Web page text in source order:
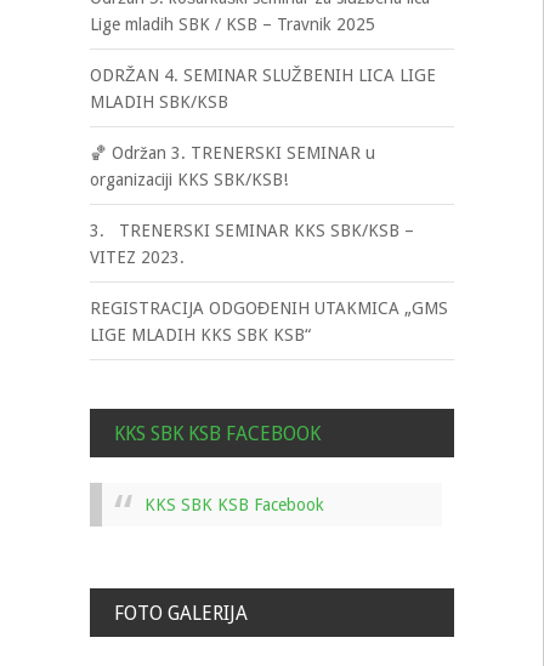
Lige mladih SBK / KSB – Travnik 2025
ODRŽAN 4. SEMINAR SLUŽBENIH LICA LIGE
MLADIH SBK/KSB
🏀 Održan 3. TRENERSKI SEMINAR u
organizaciji KKS SBK/KSB!
3. TRENERSKI SEMINAR KKS SBK/KSB –
VITEZ 2023.
REGISTRACIJA ODGOĐENIH UTAKMICA „GMS
LIGE MLADIH KKS SBK KSB“
KKS SBK KSB FACEBOOK
KKS SBK KSB Facebook
FOTO GALERIJA